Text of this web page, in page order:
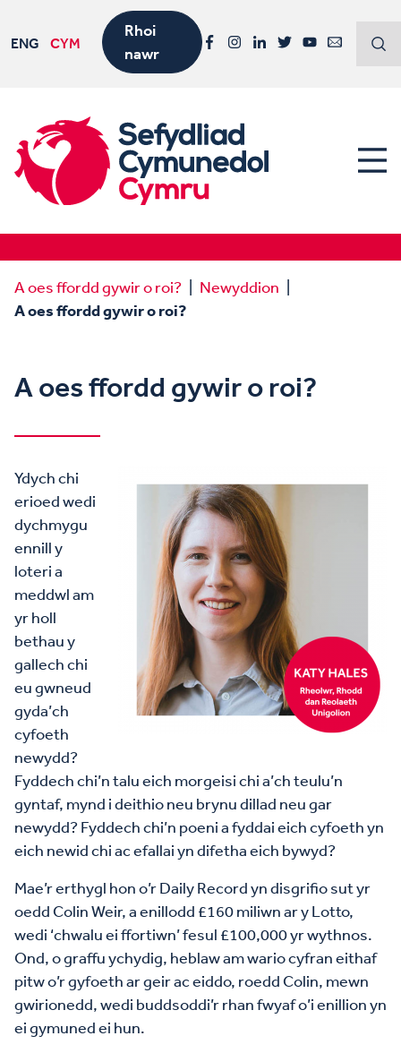
ENG CYM
Rhoi
nawr
A oes ffordd gywir o roi? Newyddion
A oes ffordd gywir o roi?
A oes ffordd gywir o roi?
Ydych chi
erioed wedi
dychmygu
ennill y
loteri a
meddwl am
yr holl
bethau y
gallech chi
eu gwneud
gyda’ch
cyfoeth
newydd?
Fyddech chi’n talu eich morgeisi chi a’ch teulu’n
gyntaf, mynd i deithio neu brynu dillad neu gar
newydd? Fyddech chi’n poeni a fyddai eich cyfoeth yn
eich newid chi ac efallai yn difetha eich bywyd?
Mae’r erthygl hon o’r Daily Record yn disgrifio sut yr
oedd Colin Weir, a enillodd £160 miliwn ar y Lotto,
wedi ‘chwalu ei ffortiwn’ fesul £100,000 yr wythnos.
Ond, o graffu ychydig, heblaw am wario cyfran eithaf
pitw o’r gyfoeth ar geir ac eiddo, roedd Colin, mewn
gwirionedd, wedi buddsoddi’r rhan fwyaf o’i enillion yn
ei gymuned ei hun.